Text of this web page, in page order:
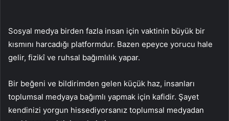
Sosyal medya birden fazla insan için vaktinin büyük bir
kısmını harcadığı platformdur. Bazen epeyce yorucu hale
gelir, fizikî ve ruhsal bağımlılık yapar.
Bir beğeni ve bildirimden gelen küçük haz, insanları
toplumsal medyaya bağımlı yapmak için kafidir. Şayet
kendinizi yorgun hissediyorsanız toplumsal medyadan